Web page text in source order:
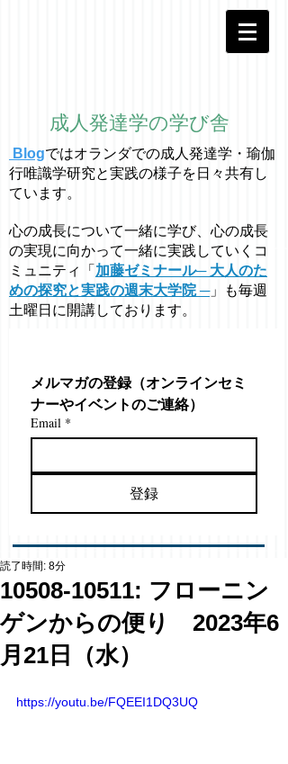
成人発達学の学び舎
Blogではオラ ンダでの成人発達学・ 瑜伽
行唯識学研究と実践の様子を日々共有し
ています。
心の成長について一緒に学び、心の成長
の実現に向かって一緒に実践していくコ
ミュニティ「 加藤ゼミナール─ 大人のた
めの探究と実践の週末大学院 ─」も毎週
土曜日に開講しております。
メルマガの登録（オンラインセミ
ナーやイベントのご連絡）
Email *
登録
10508-10511: フローニン
ゲンからの便り 2023年6
月21日（水）
読了時間: 8分
https://youtu.be/FQEEI1DQ3UQ